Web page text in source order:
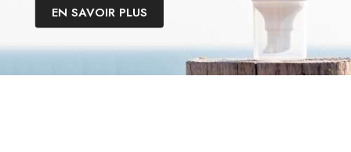
EN SAVOIR PLUS